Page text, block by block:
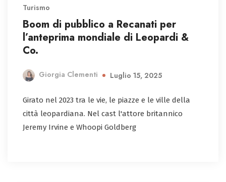
Turismo
Boom di pubblico a Recanati per
l’anteprima mondiale di Leopardi &
Co.
Giorgia Clementi Luglio 15, 2025
Girato nel 2023 tra le vie, le piazze e le ville della
città leopardiana. Nel cast l'attore britannico
Jeremy Irvine e Whoopi Goldberg